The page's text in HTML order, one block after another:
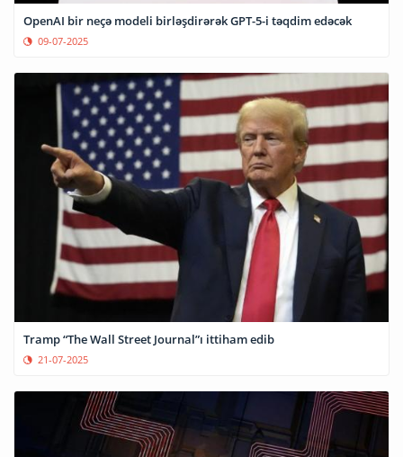
OpenAI bir neçə modeli birləşdirərək GPT-5-i təqdim edəcək
09-07-2025
Tramp “The Wall Street Journal”ı ittiham edib
21-07-2025